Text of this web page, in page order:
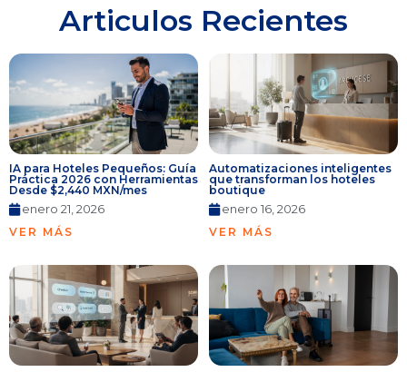
Articulos Recientes
IA para Hoteles Pequeños: Guía
Práctica 2026 con Herramientas
Desde $2,440 MXN/mes
enero 21, 2026
VER MÁS
Automatizaciones inteligentes
que transforman los hoteles
boutique
enero 16, 2026
VER MÁS